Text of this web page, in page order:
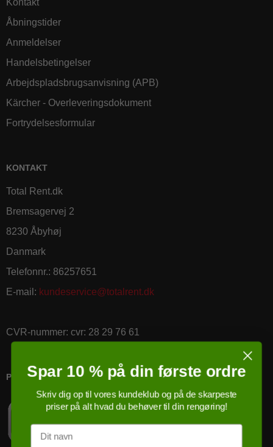
Kontakt
Åbningstider
Anmeldelser
Handelsbetingelser
Arbejdspladsbrugsanvisning (APB)
Kärcher - Overleveringsdokument
Fortrydelsesformular
KONTAKT
Total Rent.dk
Bremsagervej 2
8230 Åbyhøj
Danmark
Telefonnr.: 86257651
E-mail : kundeservice@totalrent.dk
CVR-nummer: cvr: 28 29 76 61
PRICERUNNER KØBSGARANTI
Spar 10 % på din første ordre
Skriv dig op til vores kundeklub og på de skarpeste
priser på alt hvad du behøver til din rengøring!
Navn